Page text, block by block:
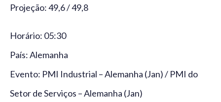
Projeção: 49,6 / 49,8
Horário: 05:30
País: Alemanha
Evento: PMI Industrial – Alemanha (Jan) / PMI do
Setor de Serviços – Alemanha (Jan)